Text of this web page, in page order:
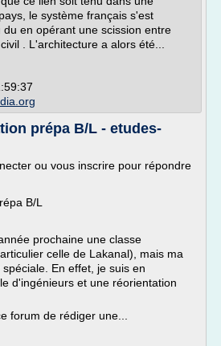
le système français s'est
du en opérant une scission entre
. L'architecture a alors été...
prépa B/L - etudes-
ou vous inscrire pour répondre
B/L
prochaine une classe
celle de Lakanal), mais ma
En effet, je suis en
d'ingénieurs et une réorientation
forum de rédiger une...